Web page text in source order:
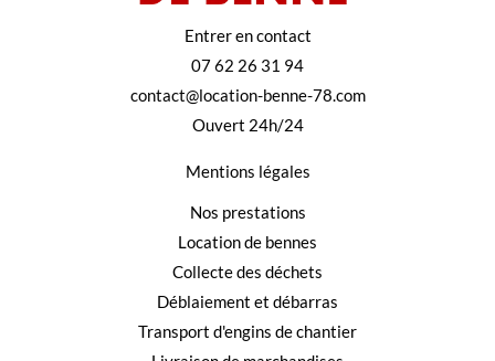
Entrer en contact
07 62 26 31 94
contact@location-benne-78.com
Ouvert 24h/24
Mentions légales
Nos prestations
Location de bennes
Collecte des déchets
Déblaiement et débarras
Transport d'engins de chantier